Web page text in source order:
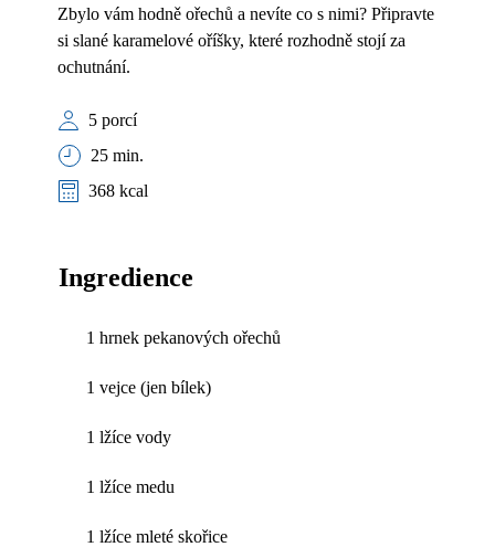
Zbylo vám hodně ořechů a nevíte co s nimi? Připravte
si slané karamelové oříšky, které rozhodně stojí za
ochutnání.
5 porcí
25 min.
368 kcal
Ingredience
1 hrnek pekanových ořechů
1 vejce (jen bílek)
1 lžíce vody
1 lžíce medu
1 lžíce mleté skořice